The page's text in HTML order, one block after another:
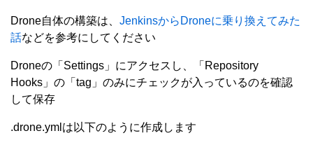
Drone自体の構築は、 JenkinsからDroneに乗り換えてみた
話などを参考にしてください
Droneの「Settings」にアクセスし、「Repository
Hooks」の「tag」のみにチェックが入っているのを確認
して保存
.drone.ymlは以下のように作成します